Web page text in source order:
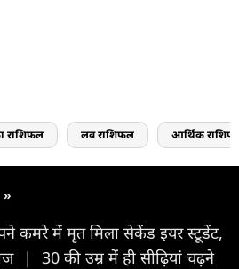
लव राशिफल आर्थिक
»
कमरे में मृत मिला सेकेंड इयर स्टूडेंट,
|
30 की उम्र में ही सीढ़ियां चढ़ने